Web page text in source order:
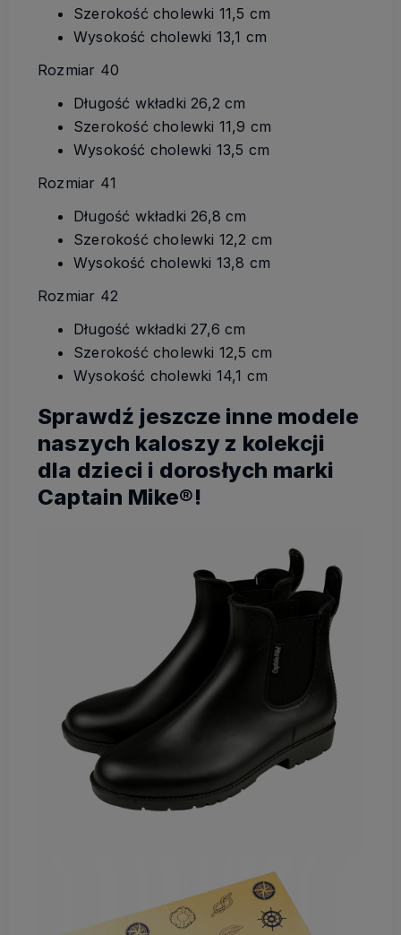
Szerokość cholewki 11,5 cm
Wysokość cholewki 13,1 cm
Rozmiar 40
Długość wkładki 26,2 cm
Szerokość cholewki 11,9 cm
Wysokość cholewki 13,5 cm
Rozmiar 41
Długość wkładki 26,8 cm
Szerokość cholewki 12,2 cm
Wysokość cholewki 13,8 cm
Rozmiar 42
Długość wkładki 27,6 cm
Szerokość cholewki 12,5 cm
Wysokość cholewki 14,1 cm
Sprawdź jeszcze inne modele
naszych kaloszy z kolekcji
dla dzieci i dorosłych marki
Captain Mike®!